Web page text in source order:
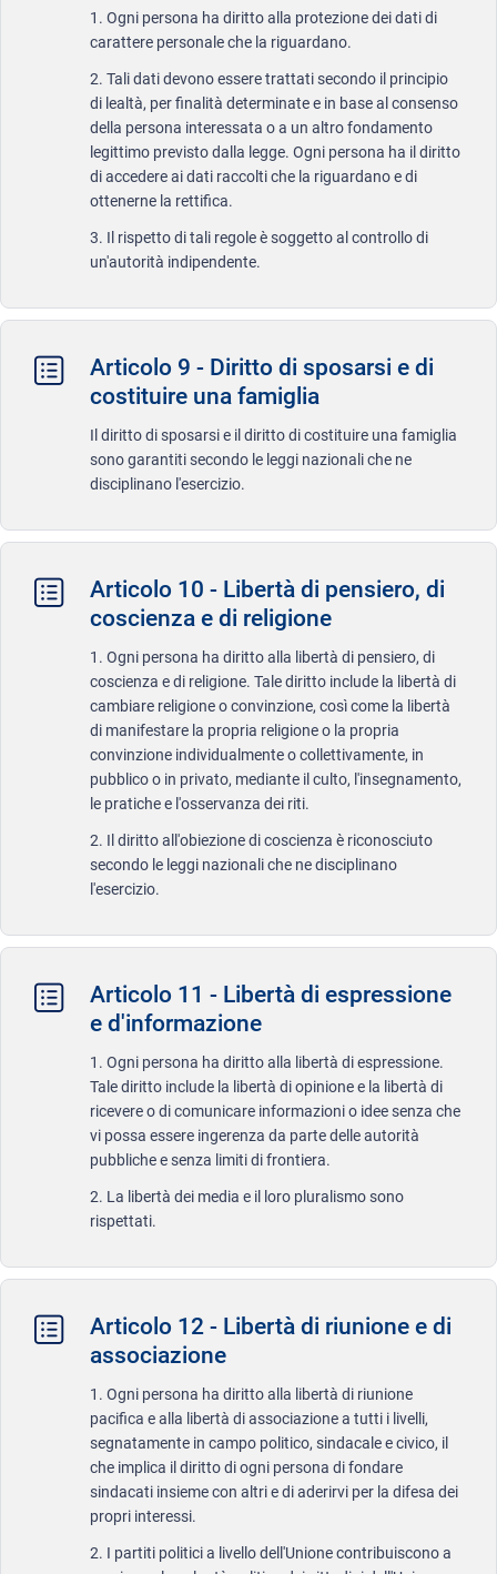
1. Ogni persona ha diritto alla protezione dei dati di
carattere personale che la riguardano.
2. Tali dati devono essere trattati secondo il principio
di lealtà, per finalità determinate e in base al consenso
della persona interessata o a un altro fondamento
legittimo previsto dalla legge. Ogni persona ha il diritto
di accedere ai dati raccolti che la riguardano e di
ottenerne la rettifica.
3. Il rispetto di tali regole è soggetto al controllo di
un'autorità indipendente.
Articolo 9 - Diritto di sposarsi e di
costituire una famiglia
Il diritto di sposarsi e il diritto di costituire una famiglia
sono garantiti secondo le leggi nazionali che ne
disciplinano l'esercizio.
Articolo 10 - Libertà di pensiero, di
coscienza e di religione
1. Ogni persona ha diritto alla libertà di pensiero, di
coscienza e di religione. Tale diritto include la libertà di
cambiare religione o convinzione, così come la libertà
di manifestare la propria religione o la propria
convinzione individualmente o collettivamente, in
pubblico o in privato, mediante il culto, l'insegnamento,
le pratiche e l'osservanza dei riti.
2. Il diritto all'obiezione di coscienza è riconosciuto
secondo le leggi nazionali che ne disciplinano
l'esercizio.
Articolo 11 - Libertà di espressione
e d'informazione
1. Ogni persona ha diritto alla libertà di espressione.
Tale diritto include la libertà di opinione e la libertà di
ricevere o di comunicare informazioni o idee senza che
vi possa essere ingerenza da parte delle autorità
pubbliche e senza limiti di frontiera.
2. La libertà dei media e il loro pluralismo sono
rispettati.
Articolo 12 - Libertà di riunione e di
associazione
1. Ogni persona ha diritto alla libertà di riunione
pacifica e alla libertà di associazione a tutti i livelli,
segnatamente in campo politico, sindacale e civico, il
che implica il diritto di ogni persona di fondare
sindacati insieme con altri e di aderirvi per la difesa dei
propri interessi.
2. I partiti politici a livello dell'Unione contribuiscono a